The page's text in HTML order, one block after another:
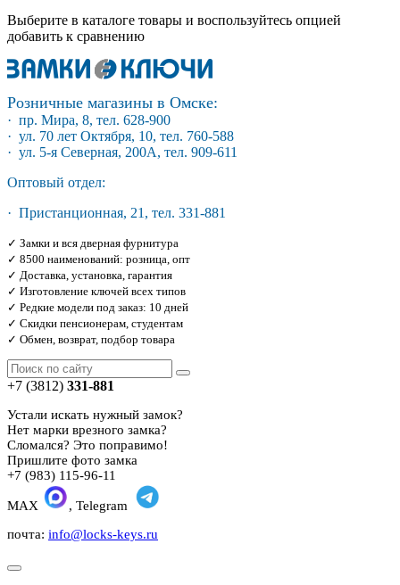
Выберите в каталоге товары и воспользуйтесь опцией
добавить к сравнению
Розничные магазины в Омске:
· пр. Мира, 8, тел. 628-900
· ул. 70 лет Октября, 10, тел. 760-588
· ул. 5-я Северная, 200А, тел. 909-611
Оптовый отдел:
· Пристанционная, 21, тел. 331-881
✓ Замки и вся дверная фурнитура
✓ 8500 наименований: розница, опт
✓ Доставка, установка, гарантия
✓ Изготовление ключей всех типов
✓ Редкие модели под заказ: 10 дней
✓ Скидки пенсионерам, студентам
✓ Обмен, возврат, подбор товара
+7 (3812) 331-881
Устали искать нужный замок?
Нет марки врезного замка?
Сломался? Это поправимо!
Пришлите фото замка
+7 (983) 115-96-11
MAX
, Telegram
почта: info@locks-keys.ru